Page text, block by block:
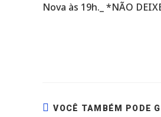
Nova às 19h._ *NÃO
VOCÊ TAMBÉM PODE